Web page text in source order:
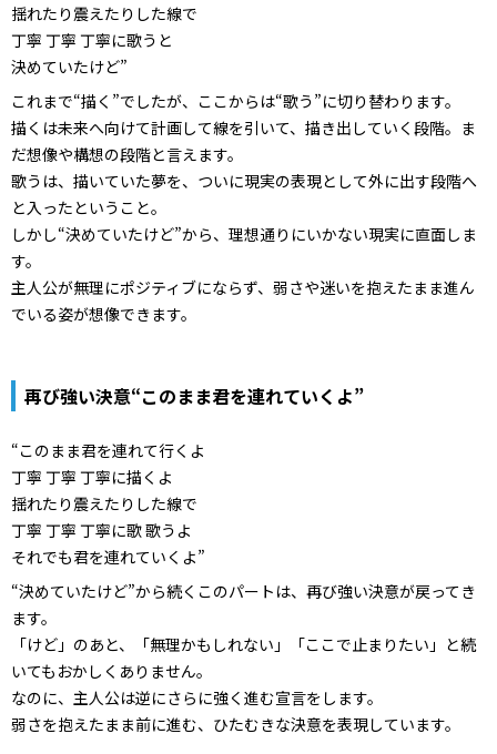
揺れたり震えたりした線で
丁寧 丁寧 丁寧に歌うと
決めていたけど”
これまで“描く”でしたが、ここからは“歌う”に切り替わります。
描くは未来へ向けて計画して線を引いて、描き出していく段階。ま
だ想像や構想の段階と言えます。
歌うは、描いていた夢を、ついに現実の表現として外に出す段階へ
と入ったということ。
しかし“決めていたけど”から、理想通りにいかない現実に直面しま
す。
主人公が無理にポジティブにならず、弱さや迷いを抱えたまま進ん
でいる姿が想像できます。
再び強い決意“このまま君を連れていくよ”
“このまま君を連れて行くよ
丁寧 丁寧 丁寧に描くよ
揺れたり震えたりした線で
丁寧 丁寧 丁寧に歌 歌うよ
それでも君を連れていくよ”
“決めていたけど”から続くこのパートは、再び強い決意が戻ってき
ます。
「けど」のあと、「無理かもしれない」「ここで止まりたい」と続
いてもおかしくありません。
なのに、主人公は逆にさらに強く進む宣言をします。
弱さを抱えたまま前に進む、ひたむきな決意を表現しています。